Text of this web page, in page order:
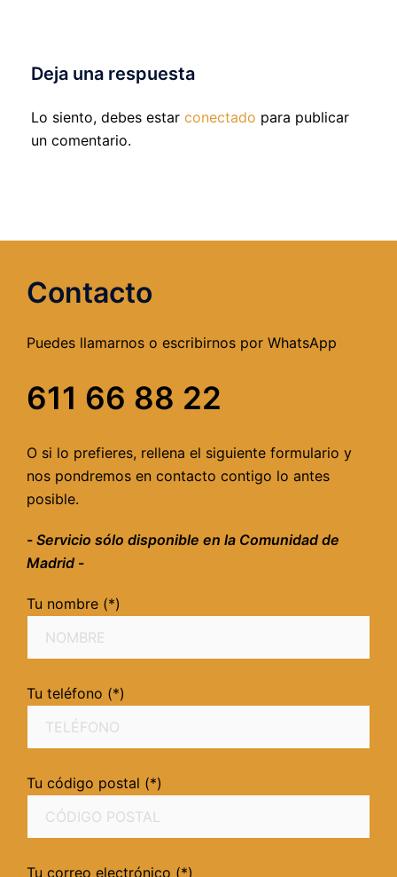
Deja una respuesta
Lo siento, debes estar conectado para publicar
un comentario.
Contacto
Puedes llamarnos o escribirnos por WhatsApp
611 66 88 22
O si lo prefieres, rellena el siguiente formulario y
nos pondremos en contacto contigo lo antes
posible.
- Servicio sólo disponible en la Comunidad de
Madrid -
Tu nombre (*)
Tu teléfono (*)
Tu código postal (*)
Tu correo electrónico (*)